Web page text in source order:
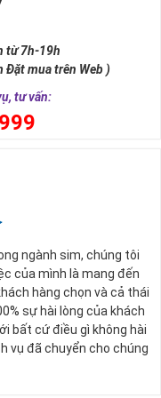
quý nhất trong tất cả
mạnh, sự kiêu hãnh
gì?
từ 7h-19h
Đặt mua trên Web )
tư vấn:
ngành sim, chúng tôi
của mình là mang đến
hàng chọn và cả thái
sự hài lòng của khách
bất cứ điều gì không hài
vụ đã chuyển cho chúng